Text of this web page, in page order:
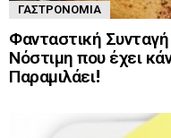
ΓΑΣΤΡΟΝΟΜΊΑ
Φανταστική
Νόστιμη που έχει
Παραμιλάει!